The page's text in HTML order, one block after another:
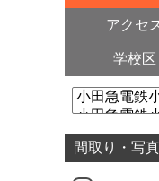
アクセ
学校区
間取り・写真